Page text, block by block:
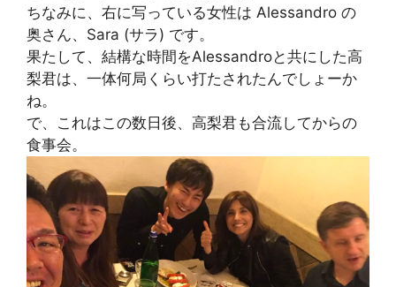
ちなみに、右に写っている女性は Alessandro の
奥さん、Sara (サラ) です。
果たして、結構な時間をAlessandroと共にした高
梨君は、一体何局くらい打たされたんでしょーか
ね。
で、これはこの数日後、高梨君も合流してからの
食事会。